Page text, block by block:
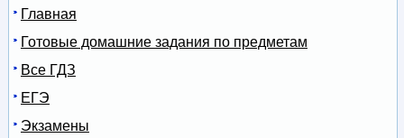
Главная
Готовые домашние задания по предметам
Все ГДЗ
ЕГЭ
Экзамены